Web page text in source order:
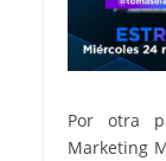
Por otra
Marketing